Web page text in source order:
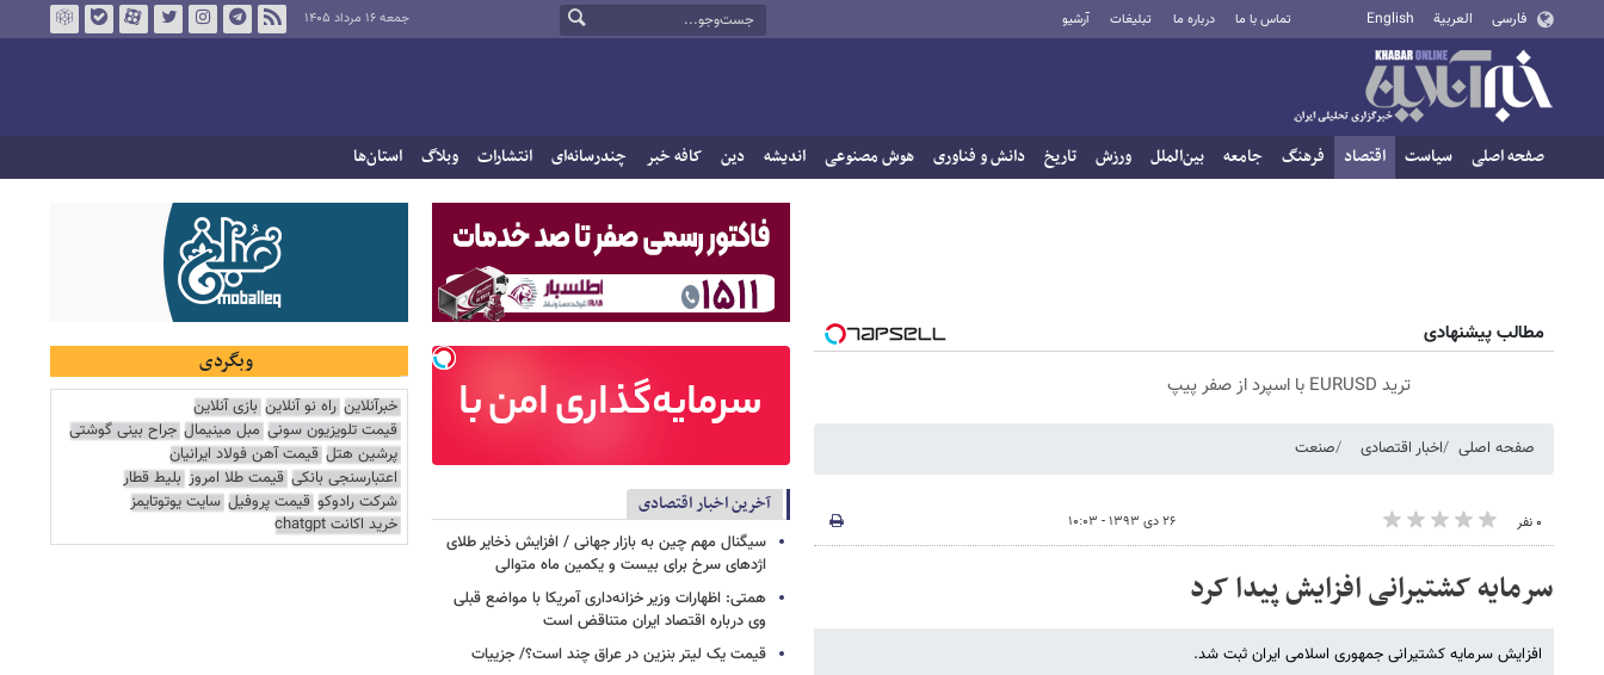
فارسی العربية English تماس با ما درباره ما تبلیغات آرشیو جمعه ۱۶ مرداد ۱۴۰۵
صفحه اصلی سیاست اقتصاد فرهنگ جامعه بین‌الملل ورزش تاریخ دانش و فناوری هوش مصنوعی اندیشه دین کافه خبر چندرسانه‌ای انتشارات وبلاگ استان‌ها
مطالب پیشنهادی
ترید EURUSD با اسپرد از صفر پیپ
صفحه اصلی اخبار اقتصادی صنعت
۰ نفر ۲۶ دی ۱۳۹۳ - ۱۰:۰۳
سرمایه کشتیرانی افزایش پیدا کرد
افزایش سرمایه کشتیرانی جمهوری اسلامی ایران ثبت شد.
آخرین اخبار اقتصادی
سیگنال‌ مهم چین به بازار جهانی / افزایش ذخایر طلای
اژدهای سرخ برای بیست و یکمین ماه متوالی
همتی: اظهارات وزیر خزانه‌داری آمریکا با مواضع قبلی
وی درباره اقتصاد ایران متناقض است
قیمت یک لیتر بنزین در عراق چند است؟/ جزییات
وبگردی
خبرآنلاین راه نو آنلاین بازی آنلاین
قیمت تلویزیون سونی مبل مینیمال جراح بینی گوشتی
پرشین هتل قیمت آهن فولاد ایرانیان
اعتبارسنجی بانکی قیمت طلا امروز بلیط قطار
شرکت رادوکو قیمت پروفیل سایت یوتوتایمز
خرید اکانت chatgpt